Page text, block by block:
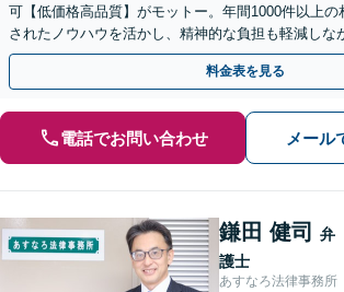
可【低価格高品質】がモットー。年間1000件以上の
されたノウハウを活かし、精神的な負担も軽減しな
目指します。【休日・夜間相談あり】【ビデオ面談
料金表を見る
電話でお問い合わせ メール
鎌田 健司
弁
護士
あすなろ法律事務所